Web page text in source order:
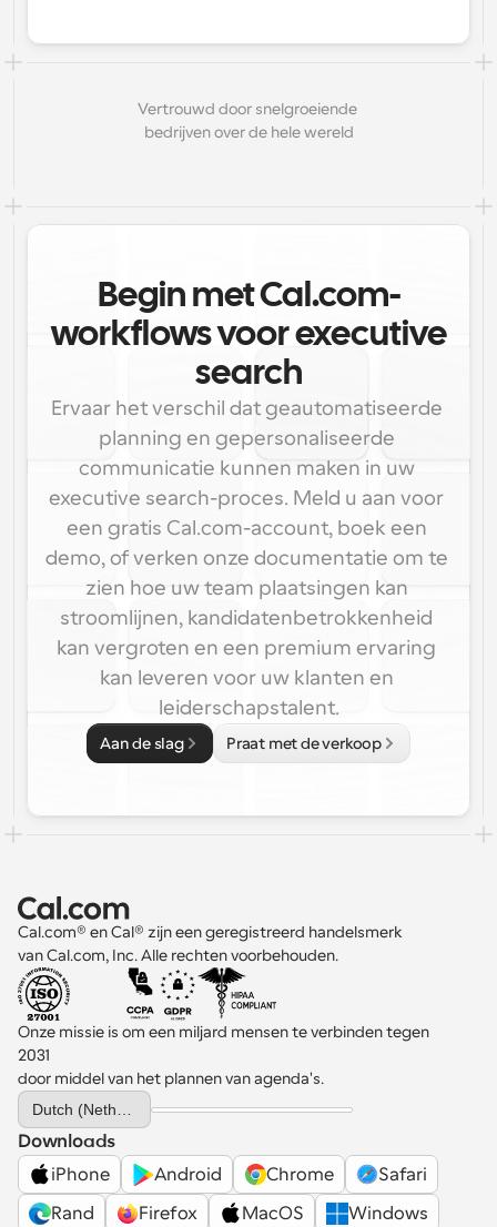
Vertrouwd door snelgroeiende
bedrijven over de hele wereld
Begin met Cal.com-
workflows voor executive
search
Ervaar het verschil dat geautomatiseerde
planning en gepersonaliseerde
communicatie kunnen maken in uw
executive search-proces. Meld u aan voor
een gratis Cal.com-account, boek een
demo, of verken onze documentatie om te
zien hoe uw team plaatsingen kan
stroomlijnen, kandidatenbetrokkenheid
kan vergroten en een premium ervaring
kan leveren voor uw klanten en
leiderschapstalent.
Aan de slag Praat met de verkoop
Cal.com® en Cal® zijn een geregistreerd handelsmerk
van Cal.com, Inc. Alle rechten voorbehouden.
Onze missie is om een miljard mensen te verbinden tegen
2031
door middel van het plannen van agenda's.
Select Language
Downloads
iPhone
Android Chrome
Safari
Rand
Firefox MacOS
Windows